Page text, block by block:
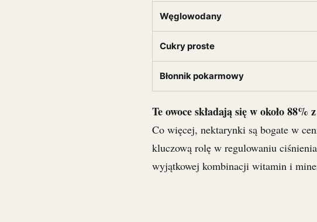
Węglowodany
Cukry proste
Błonnik pokarmowy
Te owoce składają się w około 88%
Co więcej, nektarynki są bogate w
kluczową rolę w regulowaniu
wyjątkowej kombinacji witamin i